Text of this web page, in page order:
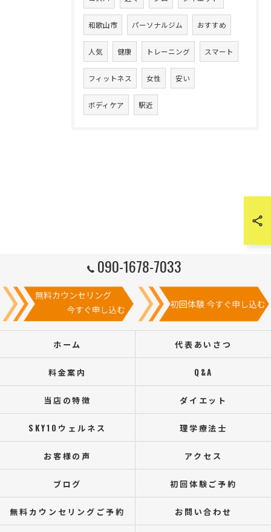
和歌山市 パーソナルジム おすすめ
人気 健康 トレーニング スマート
フィットネス 女性 安い
ボディケア 駅近
090-1678-7033
ホーム 代表あいさつ
料金案内 Q&A
当店の特徴 ダイエット
SKY10ウェルネス 理学療法士
お客様の声 アクセス
ブログ 初回体験ご予約
無料カウンセリングご予約 お問い合わせ